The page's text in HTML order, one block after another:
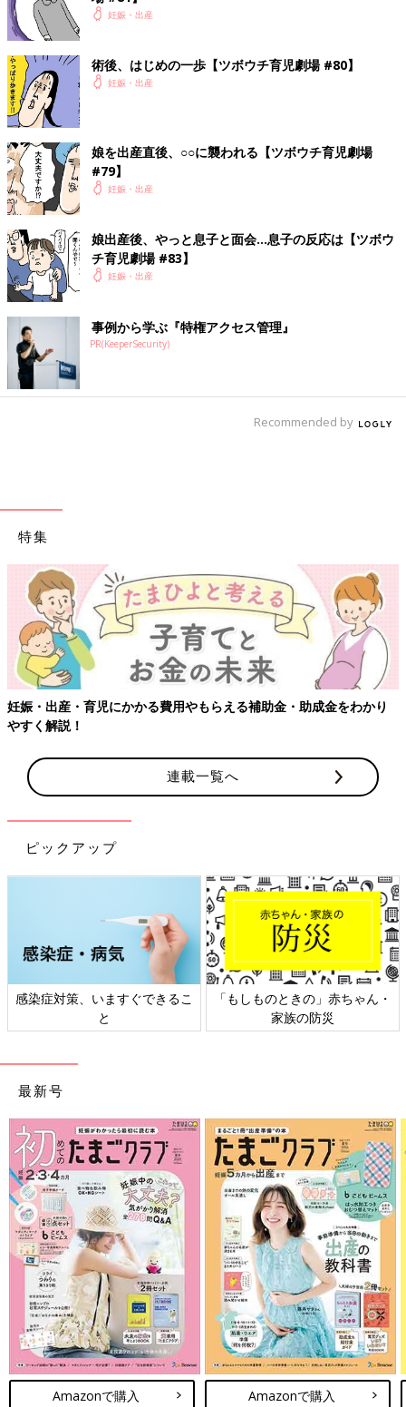
妊娠・出産
術後、はじめの一歩【ツボウチ育児劇場 #80】
妊娠・出産
娘を出産直後、○○に襲われる【ツボウチ育児劇場
#79】
妊娠・出産
娘出産後、やっと息子と面会…息子の反応は【ツボウ
チ育児劇場 #83】
妊娠・出産
事例から学ぶ『特権アクセス管理』
PR(KeeperSecurity)
Recommended by
特集
妊娠・出産・育児にかかる費用やもらえる補助金・助成金をわかり
やすく解説！
連載一覧へ
ピックアップ
感染症対策、いますぐできるこ
と
「もしものときの」赤ちゃん・
家族の防災
最新号
Amazonで購入 Amazonで購入